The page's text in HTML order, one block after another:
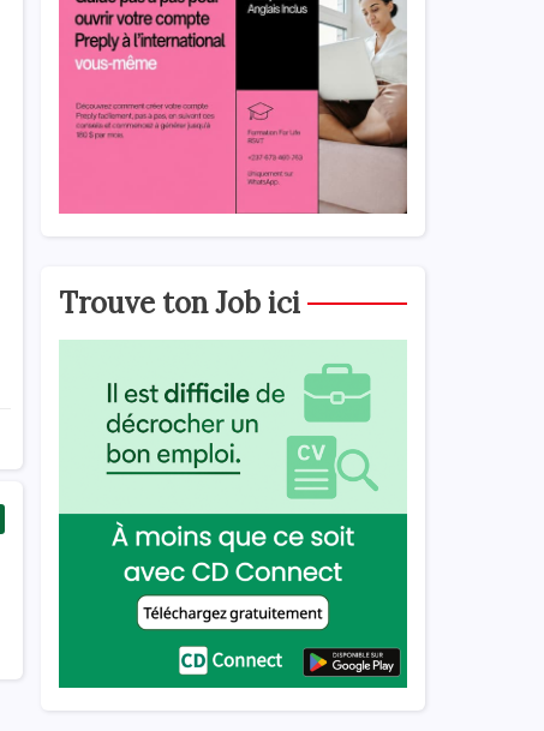
Trouve ton Job ici